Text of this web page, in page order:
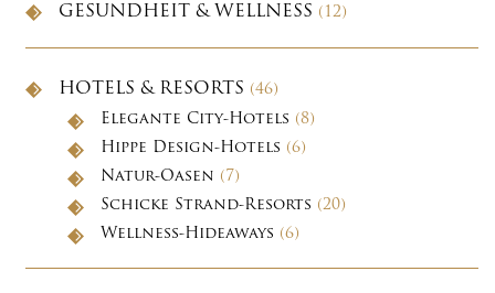
GESUNDHEIT & WELLNESS (12)
HOTELS & RESORTS (46)
Elegante City-Hotels (8)
Hippe Design-Hotels (6)
Natur-Oasen (7)
Schicke Strand-Resorts (20)
Wellness-Hideaways (6)